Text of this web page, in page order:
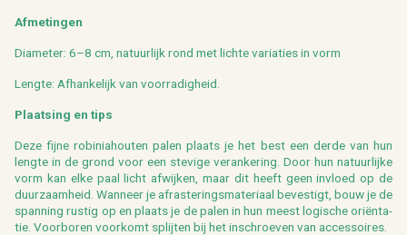
Af­me­tin­gen
Dia­me­ter: 6–8 cm, na­tuur­lijk rond met lich­te va­ri­a­ties in vorm
Leng­te: Af­han­ke­lijk van voor­ra­dig­heid
Plaat­sing en tips
Deze fijne ro­bi­nia­hou­ten palen plaats je het best een derde van hun
leng­te in de grond voor een ste­vi­ge ver­an­ke­ring. Door hun na­tuur­lij­ke
vorm kan elke paal licht af­wij­ken, maar dit heeft geen in­vloed op de
duur­zaam­heid. Wan­neer je af­ras­te­rings­ma­te­ri­aal be­ves­tigt, bouw je de
span­ning rus­tig op en plaats je de palen in hun meest lo­gi­sche oriënta­
tie. Voor­bo­ren voor­komt splij­ten bij het in­schroe­ven van ac­ces­soi­res.